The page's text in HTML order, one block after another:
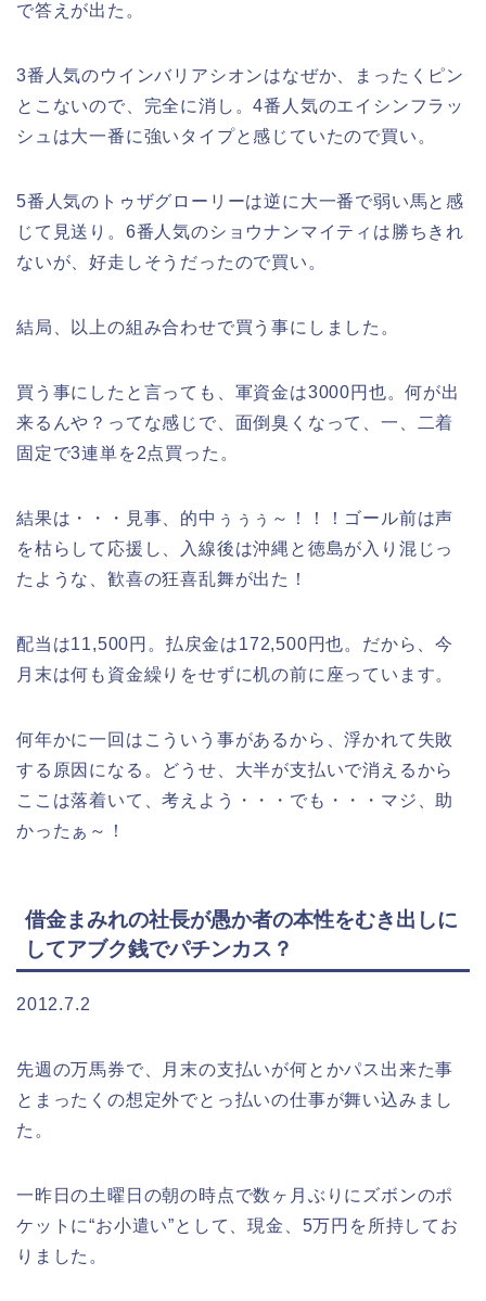
で答えが出た。
3番人気のウインバリアシオンはなぜか、まったくピン
とこないので、完全に消し。4番人気のエイシンフラッ
シュは大一番に強いタイプと感じていたので買い。
5番人気のトゥザグローリーは逆に大一番で弱い馬と感
じて見送り。6番人気のショウナンマイティは勝ちきれ
ないが、好走しそうだったので買い。
結局、以上の組み合わせで買う事にしました。
買う事にしたと言っても、軍資金は3000円也。何が出
来るんや？ってな感じで、面倒臭くなって、一、二着
固定で3連単を2点買った。
結果は・・・見事、的中ぅぅぅ～！！！ゴール前は声
を枯らして応援し、入線後は沖縄と徳島が入り混じっ
たような、歓喜の狂喜乱舞が出た！
配当は11,500円。払戻金は172,500円也。だから、今
月末は何も資金繰りをせずに机の前に座っています。
何年かに一回はこういう事があるから、浮かれて失敗
する原因になる。どうせ、大半が支払いで消えるから
ここは落着いて、考えよう・・・でも・・・マジ、助
かったぁ～！
借金まみれの社長が愚か者の本性をむき出しに
してアブク銭でパチンカス？
2012.7.2
先週の万馬券で、月末の支払いが何とかパス出来た事
とまったくの想定外でとっ払いの仕事が舞い込みまし
た。
一昨日の土曜日の朝の時点で数ヶ月ぶりにズボンのポ
ケットに“お小遣い”として、現金、5万円を所持してお
りました。